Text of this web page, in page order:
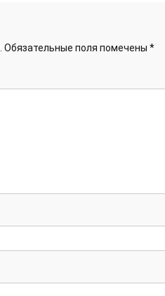
Обязательные поля помечены *